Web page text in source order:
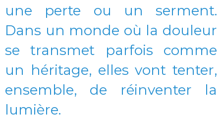
une perte ou un serment.
Dans un monde où la douleur
se transmet parfois comme
un héritage, elles vont tenter,
ensemble, de réinventer la
lumière.